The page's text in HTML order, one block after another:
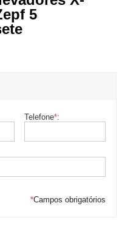
5
Telefone*:
*Campos obrigatórios